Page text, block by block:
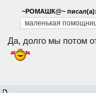
~РОМАШК@~ писал(а):
маленькая
Да, долго мы потом